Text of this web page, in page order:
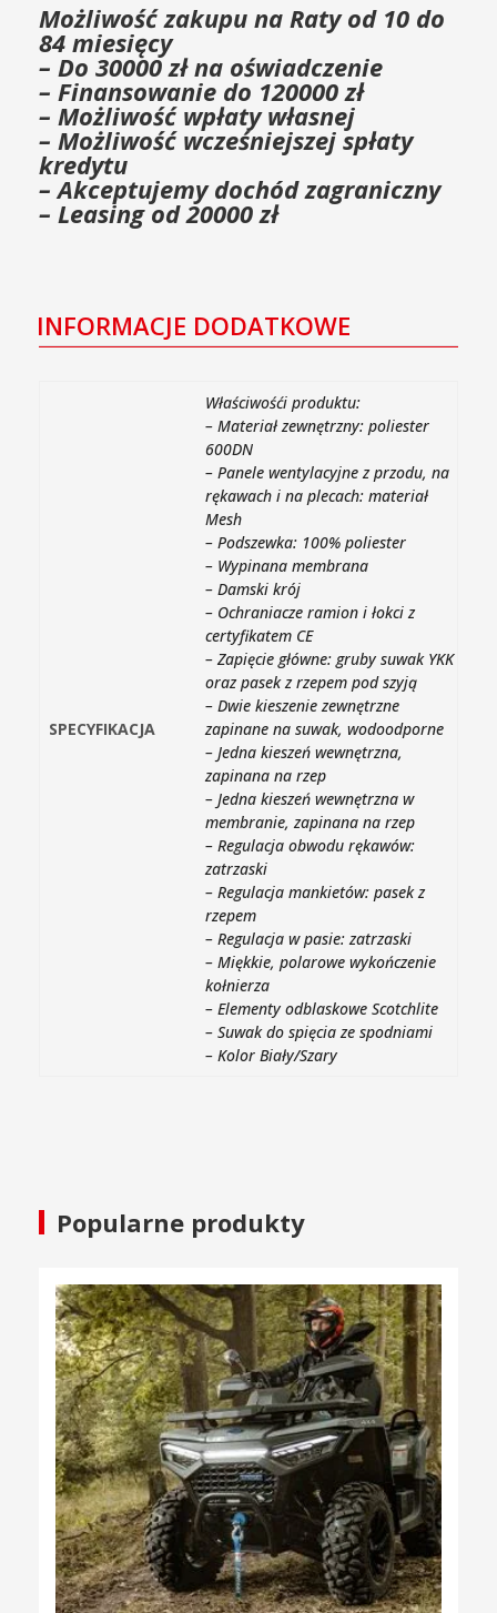
Możliwość zakupu na Raty od 10 do
84 miesięcy
– Do 30000 zł na oświadczenie
– Finansowanie do 120000 zł
– Możliwość wpłaty własnej
– Możliwość wcześniejszej spłaty
kredytu
– Akceptujemy dochód zagraniczny
– Leasing od 20000 zł
INFORMACJE DODATKOWE
SPECYFIKACJA
Właściwośći produktu:
– Materiał zewnętrzny: poliester
600DN
– Panele wentylacyjne z przodu, na
rękawach i na plecach: materiał
Mesh
– Podszewka: 100% poliester
– Wypinana membrana
– Damski krój
– Ochraniacze ramion i łokci z
certyfikatem CE
– Zapięcie główne: gruby suwak YKK
oraz pasek z rzepem pod szyją
– Dwie kieszenie zewnętrzne
zapinane na suwak, wodoodporne
– Jedna kieszeń wewnętrzna,
zapinana na rzep
– Jedna kieszeń wewnętrzna w
membranie, zapinana na rzep
– Regulacja obwodu rękawów:
zatrzaski
– Regulacja mankietów: pasek z
rzepem
– Regulacja w pasie: zatrzaski
– Miękkie, polarowe wykończenie
kołnierza
– Elementy odblaskowe Scotchlite
– Suwak do spięcia ze spodniami
– Kolor Biały/Szary
Popularne produkty